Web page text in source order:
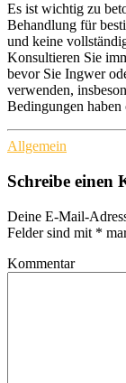
Es ist wichtig zu
Behandlung für
und keine
Konsultieren Sie
bevor Sie Ingwer
verwenden,
Bedingungen haben
Allgemein
Schreibe einen
Deine E-Mail-
Felder sind mit *
Kommentar